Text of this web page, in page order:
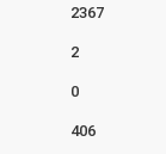
2367
2
0
406